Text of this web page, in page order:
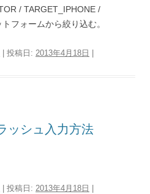
/ TARGET_IPHONE /
フォームから絞り込む。
| 投稿日: 2013年4月18日
ッシュ入力方法
| 投稿日: 2013年4月18日